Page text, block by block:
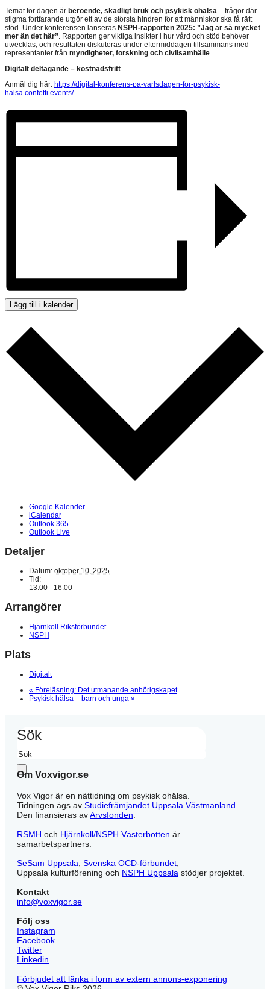
Temat för dagen är beroende, skadligt bruk och psykisk ohälsa – frågor där
stigma fortfarande utgör ett av de största hindren för att människor ska få rätt
stöd. Under konferensen lanseras NSPH-rapporten 2025: ”Jag är så mycket
mer än det här”. Rapporten ger viktiga insikter i hur vård och stöd behöver
utvecklas, och resultaten diskuteras under eftermiddagen tillsammans med
representanter från myndigheter, forskning och civilsamhälle.
Digitalt deltagande – kostnadsfritt
Anmäl dig här: https://digital-konferens-pa-varlsdagen-for-psykisk-
halsa.confetti.events/
Lägg till i kalender
Google Kalender
iCalendar
Outlook 365
Outlook Live
Detaljer
Datum: oktober 10, 2025
Tid:
13:00 - 16:00
Arrangörer
Hjärnkoll Riksförbundet
NSPH
Plats
Digitalt
« Föreläsning: Det utmanande anhörigskapet
Psykisk hälsa – barn och unga »
Sök
Om Voxvigor.se
Vox Vigor är en nättidning om psykisk ohälsa.
Tidningen ägs av Studiefrämjandet Uppsala Västmanland
Den finansieras avArvsfonden
RSMH och Hjärnkoll/NSPH Västerbotten är
samarbetspartners.
SeSam Uppsala Svenska OCD-förbundet
Uppsala kulturförening och NSPH Uppsala stödjer projektet.
Kontakt
info@voxvigor.se
Följ oss
Instagram
Facebook
Twitter
Linkedin
Förbjudet att länka i form av extern annons-exponering